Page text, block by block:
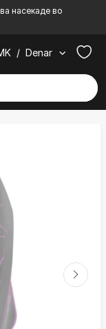
насекаде во
/ Denar